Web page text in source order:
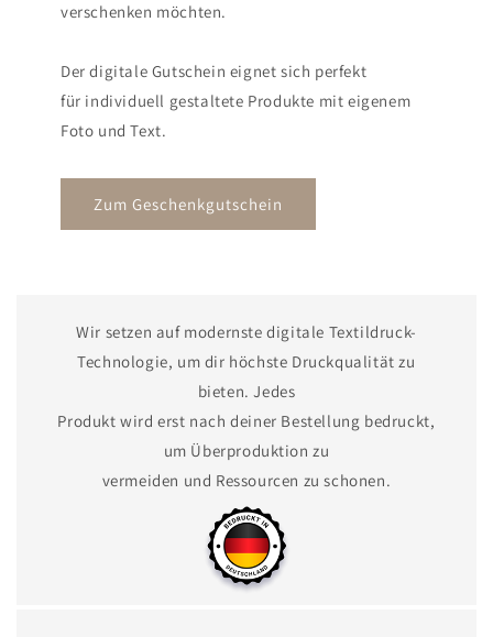
verschenken möchten.
Der digitale Gutschein eignet sich perfekt
für individuell gestaltete Produkte mit eigenem
Foto und Text.
Zum Geschenkgutschein
Wir setzen auf modernste digitale Textildruck-
Technologie, um dir höchste Druckqualität zu
bieten. Jedes
Produkt wird erst nach deiner Bestellung bedruckt,
um Überproduktion zu
vermeiden und Ressourcen zu schonen.